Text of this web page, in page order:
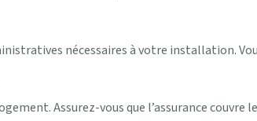
nécessaires à votre installation.
Assurez-vous que l’assurance couvre